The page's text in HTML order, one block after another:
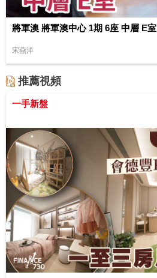
將軍澳 將軍澳中心 1期 6座 中層 E室
宋燕洋
推薦視頻
一手新盤